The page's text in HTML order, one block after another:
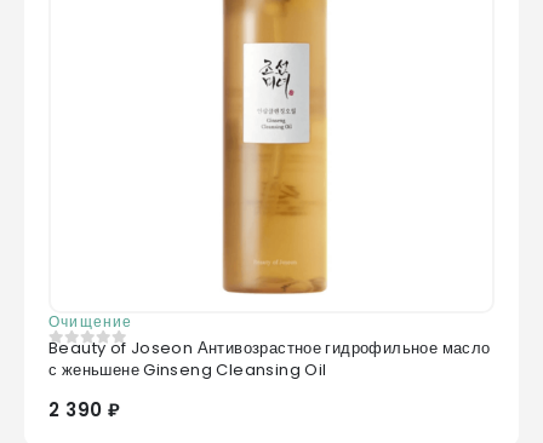
Очищение
0 из 5
Beauty of Joseon Антивозрастное гидрофильное масло
с женьшене Ginseng Cleansing Oil
2 390 ₽